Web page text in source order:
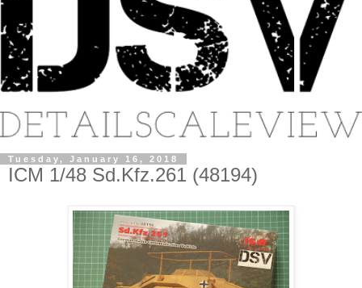
Tuesday, January 16, 2018
ICM 1/48 Sd.Kfz.261 (48194)